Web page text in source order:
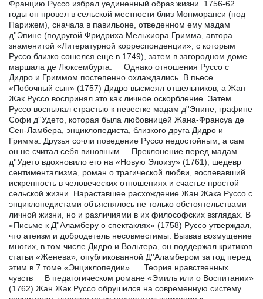
Францию Руссо избрал уединенный образ жизни. 1756-62
годы он провел в сельской местности близ Монморанси (под
Парижем), сначала в павильоне, отведенном ему мадам
д''Эпине (подругой Фридриха Мельхиора Гримма, автора
знаменитой «Литературной корреспонденции», с которым
Руссо близко сошелся еще в 1749), затем в загородном доме
маршала де Люксембурга. Однако отношения Руссо с
Дидро и Гриммом постепенно охлаждались. В пьесе
«Побочный сын» (1757) Дидро высмеял отшельников, а Жан
Жак Руссо воспринял это как личное оскорбление. Затем
Руссо воспылал страстью к невестке мадам д''Эпине, графине
Софи д''Удето, которая была любовницей Жана-Франсуа де
Сен-Ламбера, энциклопедиста, близкого друга Дидро и
Гримма. Друзья сочли поведение Руссо недостойным, а сам
он не считал себя виновным. Преклонение перед мадам
д''Удето вдохновило его на «Новую Элоизу» (1761), шедевр
сентиментализма, роман о трагической любви, воспевавший
искренность в человеческих отношениях и счастье простой
сельской жизни. Нараставшее расхождение Жан Жака Руссо с
энциклопедистами объяснялось не только обстоятельствами
личной жизни, но и различиями в их философских взглядах. В
«Письме к Д''Аламберу о спектаклях» (1758) Руссо утверждал,
что атеизм и добродетель несовместимы. Вызвав возмущение
многих, в том числе Дидро и Вольтера, он поддержал критиков
статьи «Женева», опубликованной Д''Аламбером за год перед
этим в 7 томе «Энциклопедии». Теория нравственных
чувств В педагогическом романе «Эмиль или о Воспитании»
(1762) Жан Жак Руссо обрушился на современную систему